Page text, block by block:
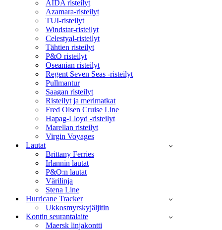
AIDA risteilyt
Azamara-risteilyt
TUI-risteilyt
Windstar-risteilyt
Celestyal-risteilyt
Tähtien risteilyt
P&O risteilyt
Oseanian risteilyt
Regent Seven Seas -risteilyt
Pullmantur
Saagan risteilyt
Risteilyt ja merimatkat
Fred Olsen Cruise Line
Hapag-Lloyd -risteilyt
Marellan risteilyt
Virgin Voyages
Lautat
Brittany Ferries
Irlannin lautat
P&O:n lautat
Värilinja
Stena Line
Hurricane Tracker
Ukkosmyrskyjäljitin
Kontin seurantalaite
Maersk linjakontti